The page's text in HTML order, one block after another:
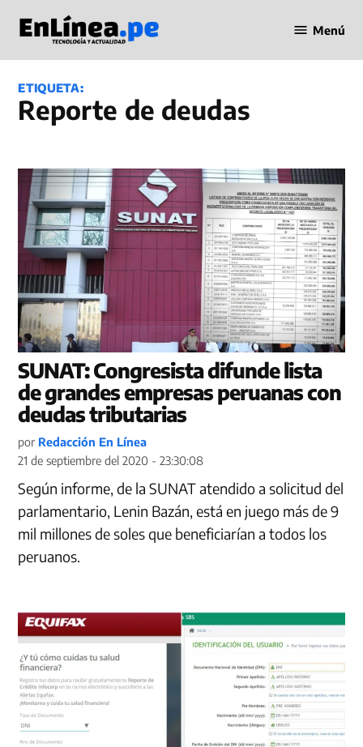
contenido
en Línea
Menú
ETIQUETA:
reporte de deudas
SUNAT: Congresista difunde lista
de grandes empresas peruanas con
deudas tributarias
por Redacción En Línea
21 de septiembre del 2020 - 23:30:08
Según informe, de la SUNAT atendido a solicitud del
parlamentario, Lenin Bazán, está en juego más de 9
mil millones de soles que beneficiarían a todos los
peruanos.